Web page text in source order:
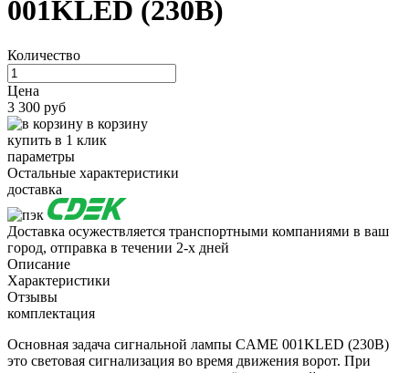
001KLED (230В)
Количество
Цена
3 300 руб
в корзину
купить в 1 клик
параметры
Остальные характеристики
доставка
Доставка осужествляется транспортными компаниями в ваш
город, отправка в течении 2-х дней
Описание
Характеристики
Отзывы
комплектация
Основная задача сигнальной лампы CAME 001KLED (230В)
это световая сигнализация во время движения ворот. При